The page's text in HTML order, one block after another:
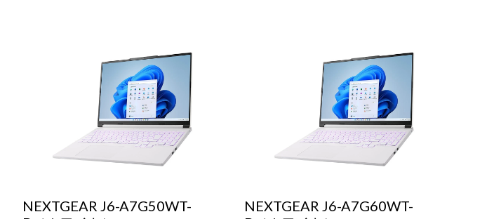
NEXTGEAR J6-A7G50WT-
NEXTGEAR J6-A7G60WT-